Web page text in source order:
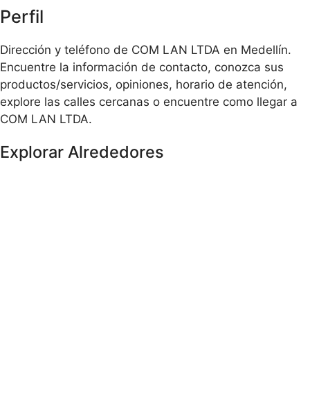
Perfil
Dirección y teléfono de COM LAN LTDA en Medellín.
Encuentre la información de contacto, conozca sus
productos/servicios, opiniones, horario de atención,
explore las calles cercanas o encuentre como llegar a
COM LAN LTDA.
Explorar Alrededores